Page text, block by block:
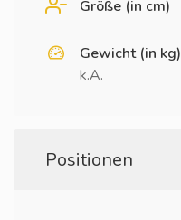
Größe (in cm)
Gewicht (in kg)
k.A.
Positionen